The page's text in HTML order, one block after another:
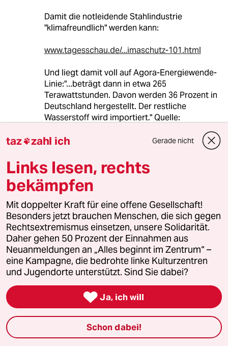
Damit die notleidende Stahlindustrie
"klimafreundlich" werden kann:
www.tagesschau.de/...imaschutz-101.html
Und liegt damit voll auf Agora-Energiewende-
Linie:"...beträgt dann in etwa 265
Terawattstunden. Davon werden 36 Prozent in
Deutschland hergestellt. Der restliche
Wasserstoff wird importiert." Quelle:
static.agora-energ...sung_DE_WEB_01.pdf
17900 (Profil gelöscht)
05.05.2021,09:13 Uhr
Nach 1972 (H. Schmidt) gab es eine
Fehlbesetzung nach der anderen, v.a. der
gegelte zu Guttenberg.
Altmaier ist in meinen Augen ebenfalls
ideenlos und rennt den Ereignissen hinterher.
Wer fällt mir bei den Grünen ein, der den Job
machen könnte? Tritin?
CallmeIshmael
taz zahl ich Gerade nicht
Links lesen, rechts
bekämpfen
Mit doppelter Kraft für eine offene Gesellschaft!
Besonders jetzt brauchen Menschen, die sich gegen
Rechtsextremismus einsetzen, unsere Solidarität.
Daher gehen 50 Prozent der Einnahmen aus
Neuanmeldungen an „Alles beginnt im Zentrum“ –
eine Kampagne, die bedrohte linke Kulturzentren
und Jugendorte unterstützt. Sind Sie dabei?
 Ja, ich will
Schon dabei!